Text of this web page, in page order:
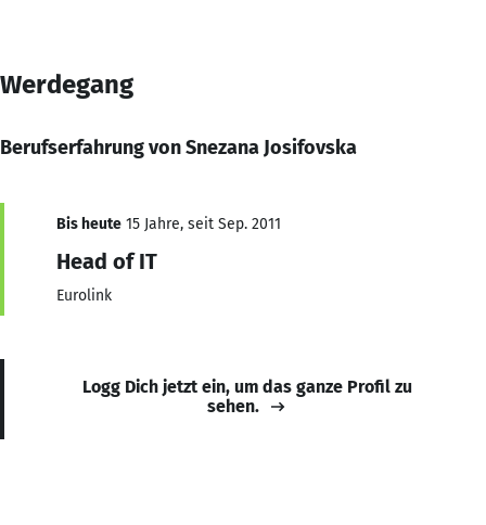
Werdegang
Berufserfahrung von Snezana Josifovska
Bis heute 15 Jahre, seit Sep. 2011
Head of IT
Eurolink
Logg Dich jetzt ein, um das ganze Profil zu
sehen.